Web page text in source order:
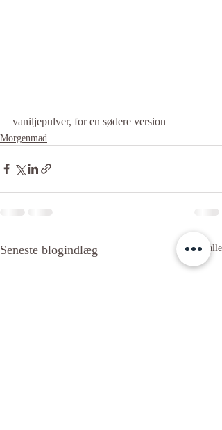
vaniljepulver, for en sødere version
Morgenmad
Seneste blogindlæg Se alle